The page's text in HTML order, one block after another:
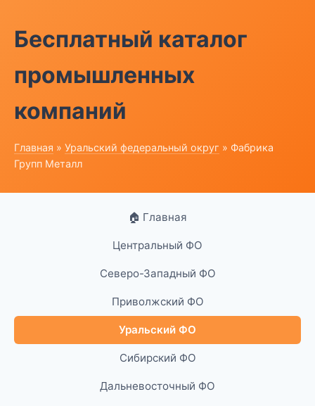
Бесплатный каталог
промышленных
компаний
Главная » Уральский федеральный округ » Фабрика
Групп Металл
🏠 Главная
Центральный ФО
Северо-Западный ФО
Приволжский ФО
Уральский ФО
Сибирский ФО
Дальневосточный ФО